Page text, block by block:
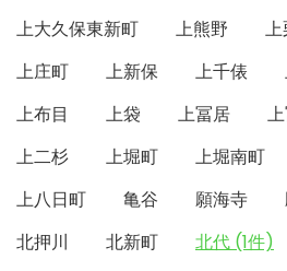
上大久保東新町
上熊野 上
上庄町
上新保 上千俵
上布目
上袋 上冨居
上二杉
上堀町 上堀南町
上八日町
亀谷 願海寺
北押川
北新町 北代 (1件)